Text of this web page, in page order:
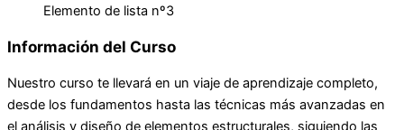
Elemento de lista nº3
Información del Curso
Nuestro curso te llevará en un viaje de aprendizaje completo,
desde los fundamentos hasta las técnicas más avanzadas en
el análisis y diseño de elementos estructurales, siguiendo las